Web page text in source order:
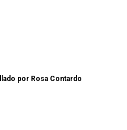
por Rosa Contardo